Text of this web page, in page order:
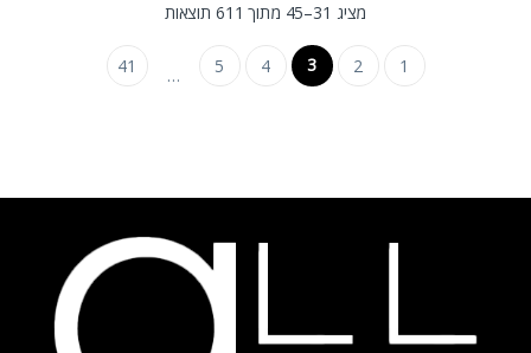
מציג 31–45 מתוך 611 תוצאות
1
2
3
4
5
…
41